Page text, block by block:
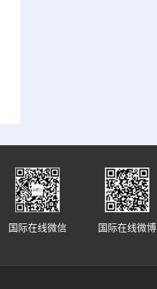
国际在线微博
国际在线微信